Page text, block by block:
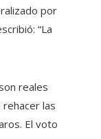
por
“La
reales
las
El voto